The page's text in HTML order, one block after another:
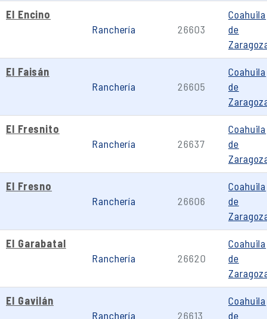
El Encino
Ranchería
26603
Coahuila
de
El Faisán
Ranchería
26605
Coahuila
de
El Fresnito
Ranchería
26637
Coahuila
de
El Fresno
Ranchería
26606
Coahuila
de
El Garabatal
Ranchería
26620
Coahuila
de
El Gavilán
Ranchería
26613
Coahuila
de